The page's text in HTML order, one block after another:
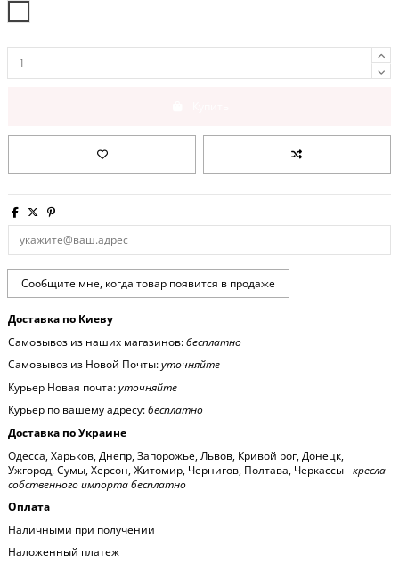
Доставка по Киеву
Самовывоз из наших магазинов:бесплатно
Самовывоз из Новой Почты:уточняйте
Курьер Новая почта:уточняйте
Курьер по вашему адресу:бесплатно
Доставка по Украине
Одесса, Харьков, Днепр, Запорожье, Львов, Кривой рог, Донецк,
Ужгород, Сумы, Херсон, Житомир, Чернигов, Полтава, Черкассы -кресла
собственного импорта бесплатно
Оплата
Наличными при получении
Наложенный платеж